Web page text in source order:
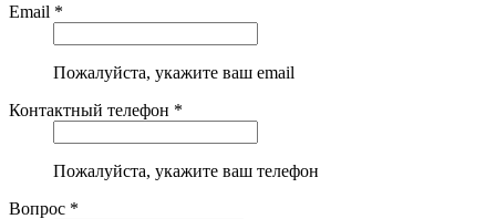
Email *
Пожалуйста, укажите ваш email
Контактный телефон *
Пожалуйста, укажите ваш телефон
Вопрос *